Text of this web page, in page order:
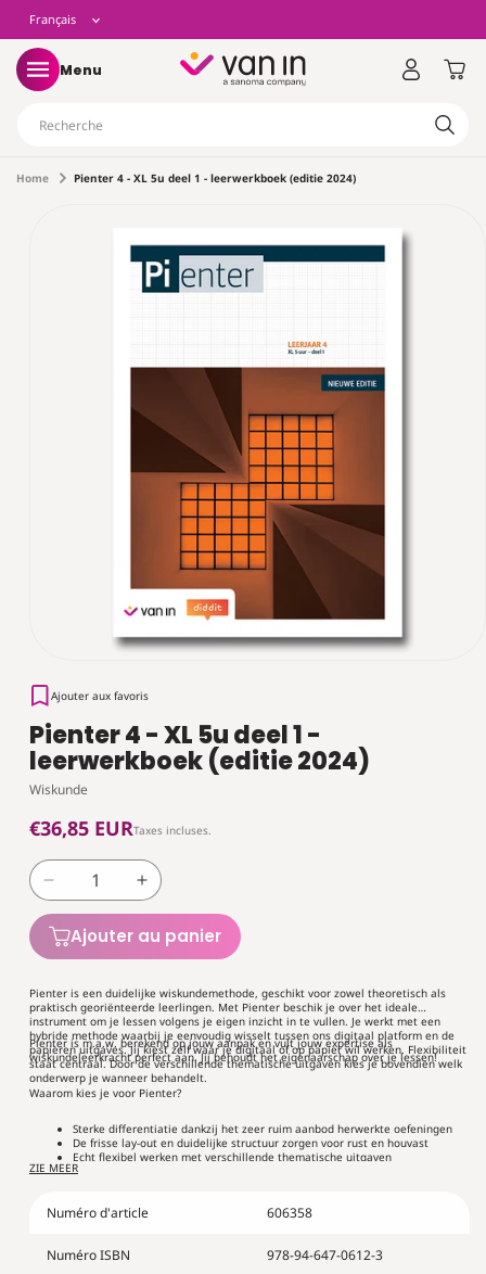
L
a
n
g
Français
Menu
Recherche
Panier
Home Pienter 4 - XL 5u deel 1 - leerwerkboek (editie 2024)
Ajouter aux favoris
Pienter 4 - XL 5u deel 1 -
leerwerkboek (editie 2024)
Wiskunde
Prix
habituel
€36,85 EURTaxes incluses.
Réduire
la
quantité
de
4
-
XL
5u
deel
leerwerkboek
2024)
Augmenter
la
quantité
de
4
-
XL
5u
deel
-
leerwerkboek
2024)
Ajouter au panier
Pienter is een duidelijke wiskundemethode, geschikt voor zowel theoretisch als
praktisch georiënteerde leerlingen. Met Pienter beschik je over het ideale
instrument om je lessen volgens je eigen inzicht in te vullen. Je werkt met een
hybride methode waarbij je eenvoudig wisselt tussen ons digitaal platform en de
papieren uitgaves. Jij kiest zelf waar je digitaal of op papier wil werken. Flexibiliteit
staat centraal. Door de verschillende thematische uitgaven kies je bovendien welk
onderwerp je wanneer behandelt.
Pienter is m.a.w. berekend op jouw aanpak en vult jouw expertise als
wiskundeleerkracht perfect aan. Jij behoudt het eigenaarschap over je lessen!
Waarom kies je voor Pienter?
Sterke differentiatie dankzij het zeer ruim aanbod herwerkte oefeningen
De frisse lay-out en duidelijke structuur zorgen voor rust en houvast
Echt flexibel werken met verschillende thematische uitgaven
ZIE MEER
Numéro d'article 606358
Numéro ISBN 978-94-647-0612-3